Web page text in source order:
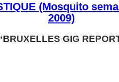
(Mosquito
2009)
GIG